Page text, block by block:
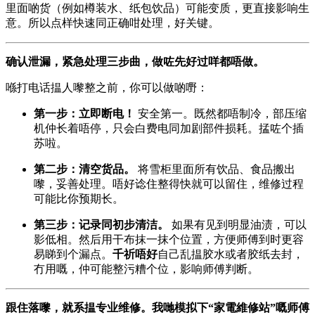
里面啲货（例如樽装水、纸包饮品）可能变质，更直接影响生
意。所以点样快速同正确咁处理，好关键。
确认泄漏，紧急处理三步曲，做咗先好过咩都唔做。
喺打电话揾人嚟整之前，你可以做啲嘢：
第一步：立即断电！ ​ 安全第一。既然都唔制冷，部压缩
机仲长着唔停，只会白费电同加剧部件损耗。掹咗个插
苏啦。
第二步：清空货品。
​ 将雪柜里面所有饮品、食品搬出
嚟，妥善处理。唔好谂住整得快就可以留住，维修过程
可能比你预期长。
第三步：记录同初步清洁。
​ 如果有见到明显油渍，可以
影低相。然后用干布抹一抹个位置，方便师傅到时更容
易睇到个漏点。 千祈唔好自己乱揾胶水或者胶纸去封，
冇用嘅，仲可能整污糟个位，影响师傅判断。
跟住落嚟，就系揾专业维修。我哋模拟下“家電維修站”嘅师傅